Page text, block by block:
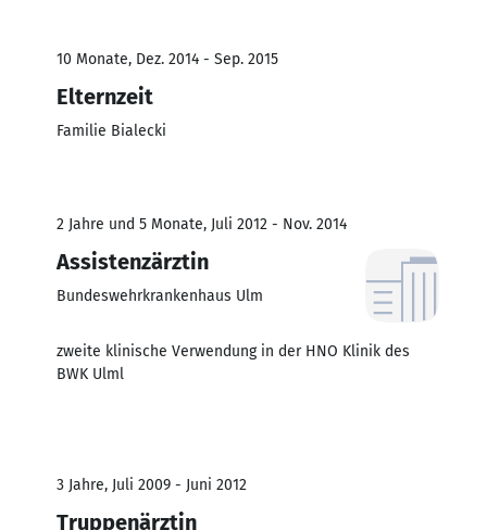
10 Monate, Dez. 2014 - Sep. 2015
Elternzeit
Familie Bialecki
2 Jahre und 5 Monate, Juli 2012 - Nov. 2014
Assistenzärztin
Bundeswehrkrankenhaus Ulm
zweite klinische Verwendung in der HNO Klinik des
BWK Ulml
3 Jahre, Juli 2009 - Juni 2012
Truppenärztin